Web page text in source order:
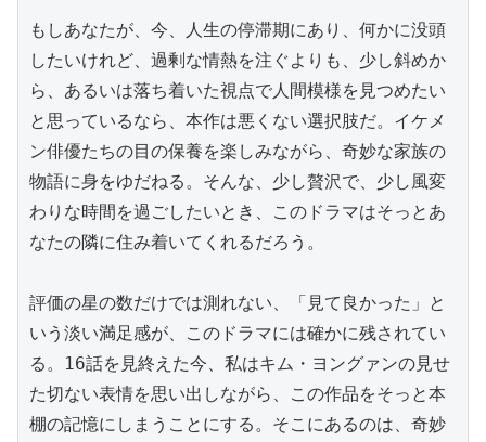
もしあなたが、今、人生の停滞期にあり、何かに没頭
したいけれど、過剰な情熱を注ぐよりも、少し斜めか
ら、あるいは落ち着いた視点で人間模様を見つめたい
と思っているなら、本作は悪くない選択肢だ。イケメ
ン俳優たちの目の保養を楽しみながら、奇妙な家族の
物語に身をゆだねる。そんな、少し贅沢で、少し風変
わりな時間を過ごしたいとき、このドラマはそっとあ
なたの隣に住み着いてくれるだろう。
評価の星の数だけでは測れない、「見て良かった」と
いう淡い満足感が、このドラマには確かに残されてい
る。16話を見終えた今、私はキム・ヨングァンの見せ
た切ない表情を思い出しながら、この作品をそっと本
棚の記憶にしまうことにする。そこにあるのは、奇妙